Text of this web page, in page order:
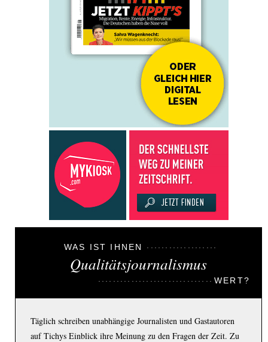
WAS IST IHNEN
Qualitätsjournalismus
WERT?
Täglich schreiben unabhängige Journalisten und Gastautoren
auf Tichys Einblick ihre Meinung zu den Fragen der Zeit. Zu